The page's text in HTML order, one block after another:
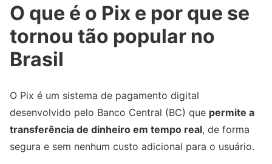
O que é o Pix e por que se
tornou tão popular no
Brasil
O Pix é um sistema de pagamento digital
desenvolvido pelo Banco Central (BC) que permite a
transferência de dinheiro em tempo real, de forma
segura e sem nenhum custo adicional para o usuário.